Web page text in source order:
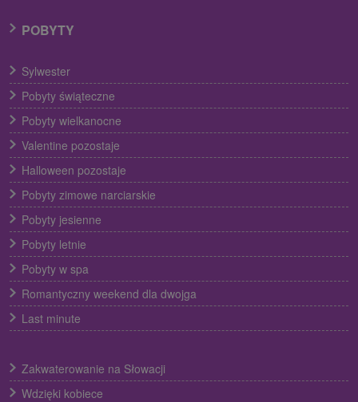
POBYTY
Sylwester
Pobyty świąteczne
Pobyty wielkanocne
Valentine pozostaje
Halloween pozostaje
Pobyty zimowe narciarskie
Pobyty jesienne
Pobyty letnie
Pobyty w spa
Romantyczny weekend dla dwojga
Last minute
Zakwaterowanie na Słowacji
Wdzięki kobiece